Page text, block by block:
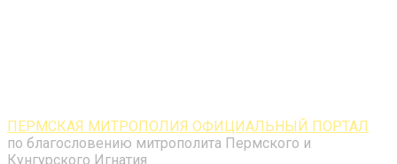
ПЕРМСКАЯ МИТРОПОЛИЯ ОФИЦИАЛЬНЫЙ ПОРТАЛ
по благословению митрополита Пермского и
Кунгурского Игнатия